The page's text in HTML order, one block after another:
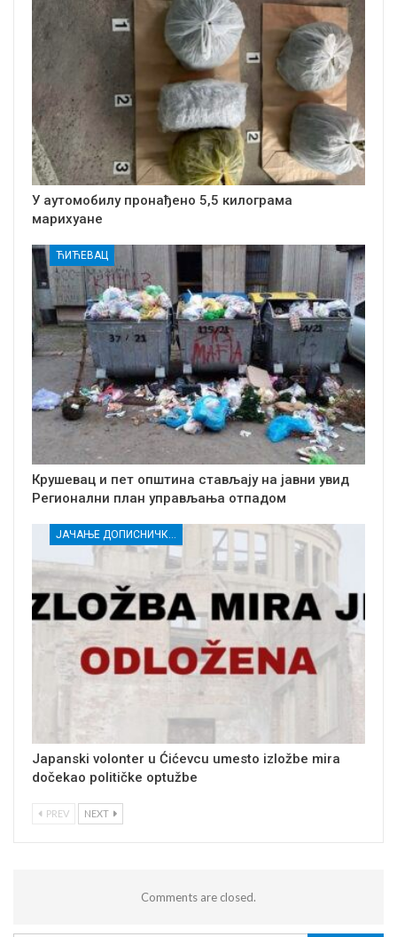
У аутомобилу пронађено 5,5 килограма
марихуане
ЋИЋЕВАЦ
Крушевац и пет општина стављају на јавни увид
Регионални план управљања отпадом
ЈАЧАЊЕ ДОПИСНИЧКЕ МРЕЖЕ НЕЗАВИСНИХ МЕДИЈА У РАСИНСКОМ ОКРУГУ
Japanski volonter u Ćićevcu umesto izložbe mira
dočekao političke optužbe
PREV NEXT
Comments are closed.